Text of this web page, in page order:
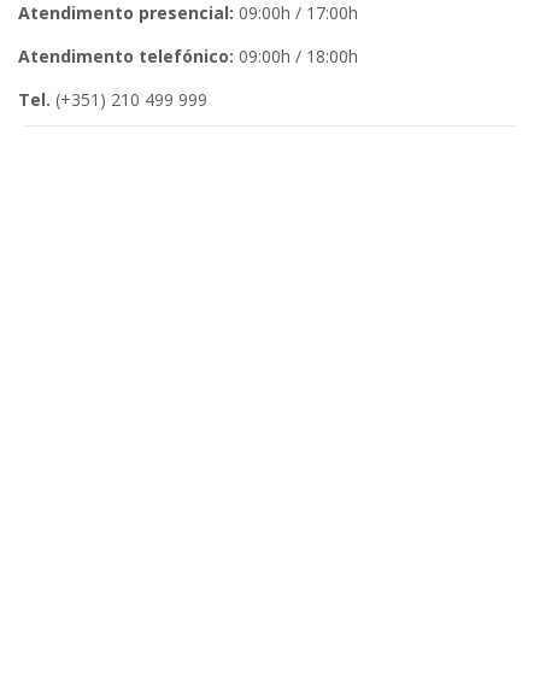
Atendimento presencial: 09:00h / 17:00h
Atendimento telefónico: 09:00h / 18:00h
Tel. (+351) 210 499 999​